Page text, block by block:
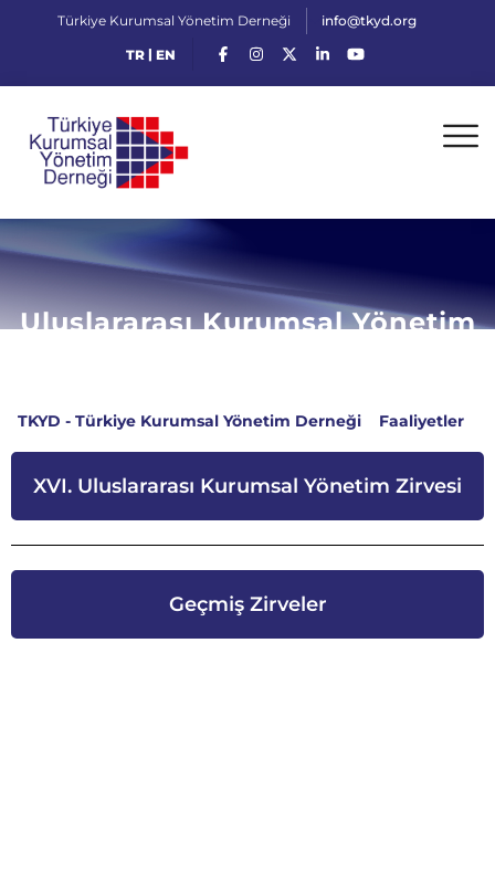
Türkiye Kurumsal Yönetim Derneği info@tkyd.org
TR| EN
Uluslararası Kurumsal Yönetim
TKYD - Türkiye Kurumsal Yönetim Derneği Faaliyetler
XVI. Uluslararası Kurumsal Yönetim Zirvesi
Geçmiş Zirveler